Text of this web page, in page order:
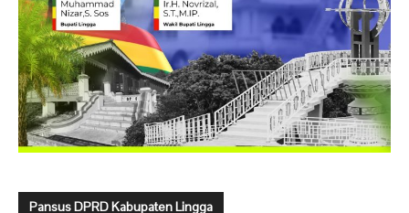
Pansus DPRD Kabupaten Lingga